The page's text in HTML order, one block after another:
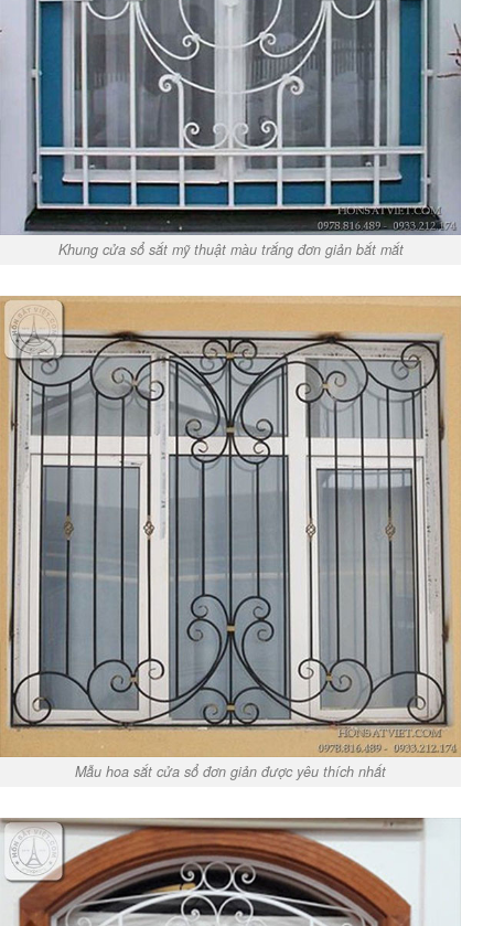
Khung cửa sổ sắt mỹ thuật màu trắng đơn giản bắt mắt
Mẫu hoa sắt cửa sổ đơn giản được yêu thích nhất